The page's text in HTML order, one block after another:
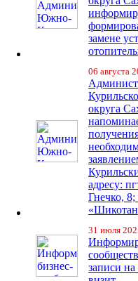
замене
06 августа
округа
адресу:
Гнечко,
«Шикотан
31 июля
записи